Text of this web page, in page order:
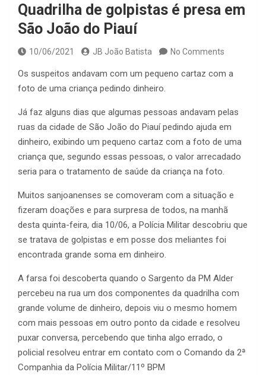
Quadrilha de golpistas é presa em
São João do Piauí
10/06/2021 JB João Batista No Comments
Os suspeitos andavam com um pequeno cartaz com a
foto de uma criança pedindo dinheiro.
Já faz alguns dias que algumas pessoas andavam pelas
ruas da cidade de São João do Piauí pedindo ajuda em
dinheiro, exibindo um pequeno cartaz com a foto de uma
criança que, segundo essas pessoas, o valor arrecadado
seria para o tratamento de saúde da criança na foto.
Muitos sanjoanenses se comoveram com a situação e
fizeram doações e para surpresa de todos, na manhã
desta quinta-feira, dia 10/06, a Polícia Militar descobriu que
se tratava de golpistas e em posse dos meliantes foi
encontrada grande soma em dinheiro.
A farsa foi descoberta quando o Sargento da PM Alder
percebeu na rua um dos componentes da quadrilha com
grande volume de dinheiro, depois viu o mesmo homem
com mais pessoas em outro ponto da cidade e resolveu
puxar conversa, percebendo que tinha algo errado, o
policial resolveu entrar em contato com o Comando da 2ª
Companhia da Polícia Militar/11º BPM